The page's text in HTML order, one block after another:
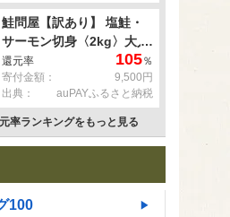
鮭問屋【訳あり】 塩鮭・
サーモン切身〈2kg〉大人
気 鮭 切り身 家計応援 不
揃い 鮭問屋直送
【MS03】
還元率 105％
寄付金額：
9,500円
出典：
auPAYふるさと納税
率ランキングをもっと見る
100